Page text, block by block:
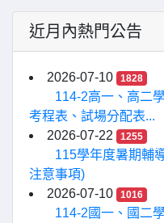
近月內熱門公告
2026-07-10 1828
114-2高一、高二
考程表、試場分配表...
2026-07-22
1255
115學年度暑期輔
注意事項)
2026-07-10
1016
114-2國一、國二